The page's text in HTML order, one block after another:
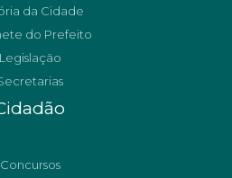
da Cidade
do Prefeito
Legislação
Concursos